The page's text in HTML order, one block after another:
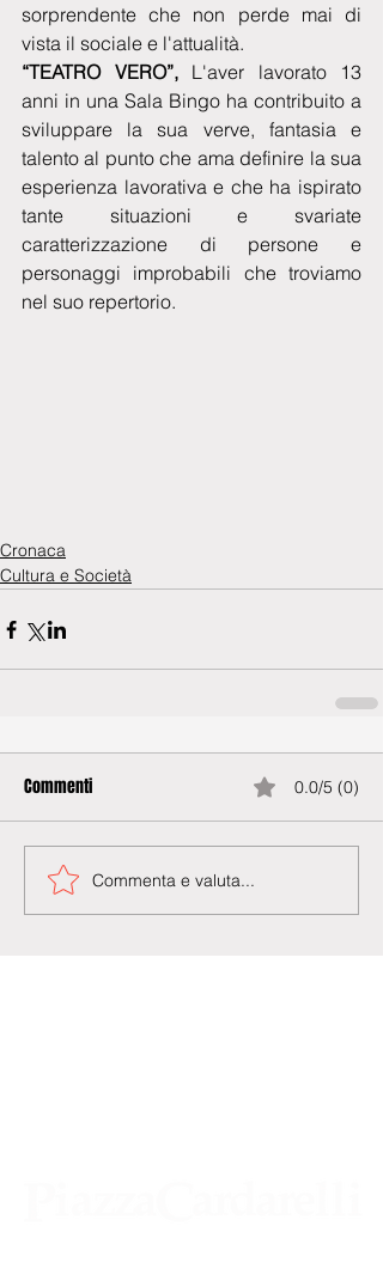
sorprendente che non perde mai di
vista il sociale e l'attualità.
“TEATRO VERO”, L'aver lavorato 13
anni in una Sala Bingo ha contribuito a
sviluppare la sua verve, fantasia e
talento al punto che ama definire la sua
esperienza lavorativa e che ha ispirato
tante situazioni e svariate
caratterizzazione di persone e
personaggi improbabili che troviamo
nel suo repertorio.
Cronaca
Cultura e Società
Commenti 0.0/5 (0)
Commenta e valuta...